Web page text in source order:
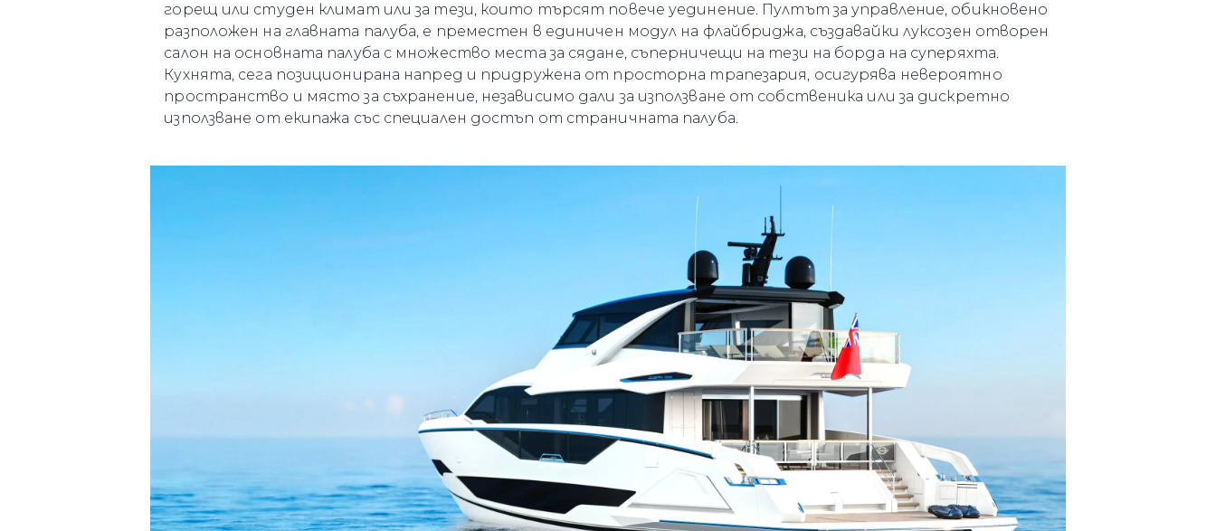
горещ или студен климат или за тези, които търсят повече уединение. Пултът за управление, обикновено
разположен на главната палуба, е преместен в единичен модул на флайбриджа, създавайки луксозен отворен
салон на основната палуба с множество места за сядане, съперничещи на тези на борда на суперяхта.
Кухнята, сега позиционирана напред и придружена от просторна трапезария, осигурява невероятно
пространство и място за съхранение, независимо дали за използване от собственика или за дискретно
използване от екипажа със специален достъп от страничната палуба.